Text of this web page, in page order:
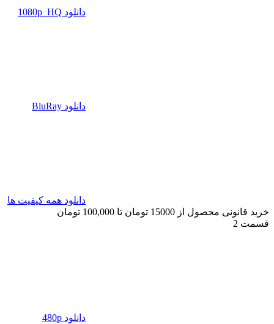
دانلود 1080p_HQ
دانلود BluRay
دانلود همه کیفیت ها
خرید قانونی محصول از 15000 تومان تا 100,000 تومان
قسمت 2
دانلود 480p